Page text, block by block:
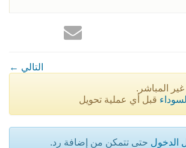
← التالي
المباشر.
قبل أي عملية تحويل
الدخول حتى تتمكن من إضافة رد.